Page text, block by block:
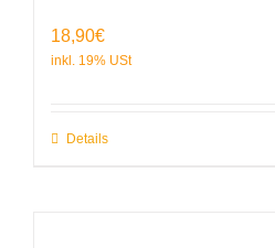
18,90€
Details